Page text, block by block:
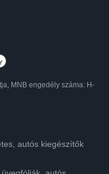
MNB engedély száma: H-
autós kiegészítők